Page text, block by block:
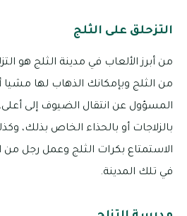
التزحلق على الثلج
من أبرز الألعاب في مدينة الثلج هو
من الثلج وبإمكانك الذهاب لها مشيا
المسؤول عن انتقال الضيوف إلى
بالزلاجات أو بالحذاء الخاص بذلك،
الاستمتاع بكرات الثلج وعمل رجل من
في تلك المدينة.